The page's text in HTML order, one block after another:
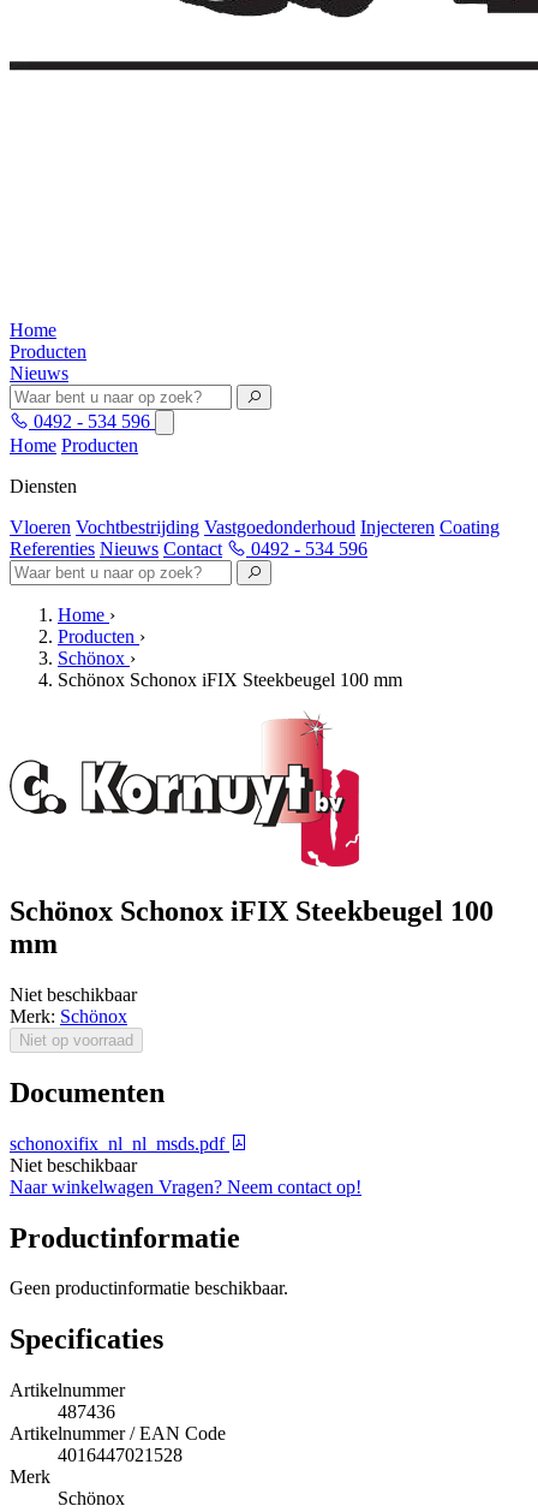
Home
Producten
Nieuws
0492 - 534 596
Home Producten
Diensten
Vloeren Vochtbestrijding Vastgoedonderhoud Injecteren Coating
Referenties Nieuws Contact 0492 - 534 596
Home ›
Producten ›
Schönox ›
Schönox Schonox iFIX Steekbeugel 100 mm
Schönox Schonox iFIX Steekbeugel 100
mm
Niet beschikbaar
Merk: Schönox
Niet op voorraad
Documenten
schonoxifix_nl_nl_msds.pdf
Niet beschikbaar
Naar winkelwagen Vragen? Neem contact op!
Productinformatie
Geen productinformatie beschikbaar.
Specificaties
Artikelnummer
487436
Artikelnummer / EAN Code
4016447021528
Merk
Schönox